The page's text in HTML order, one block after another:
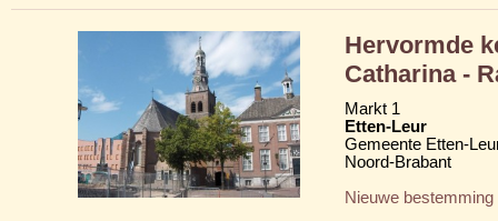
Hervormde
Catharina -
Markt 1
Etten-Leur
Gemeente Etten-
Noord-Brabant
Nieuwe bestemming